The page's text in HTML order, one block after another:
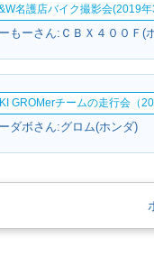
名護店バイク撮影会(2019
もーさん:ＣＢＸ４００Ｆ(
GROMerチームの走行会（
ダボさん:グロム(ホンダ)